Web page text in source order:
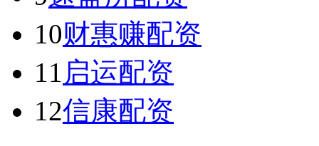
10财惠赚配资
11 启运配资
12信康配资